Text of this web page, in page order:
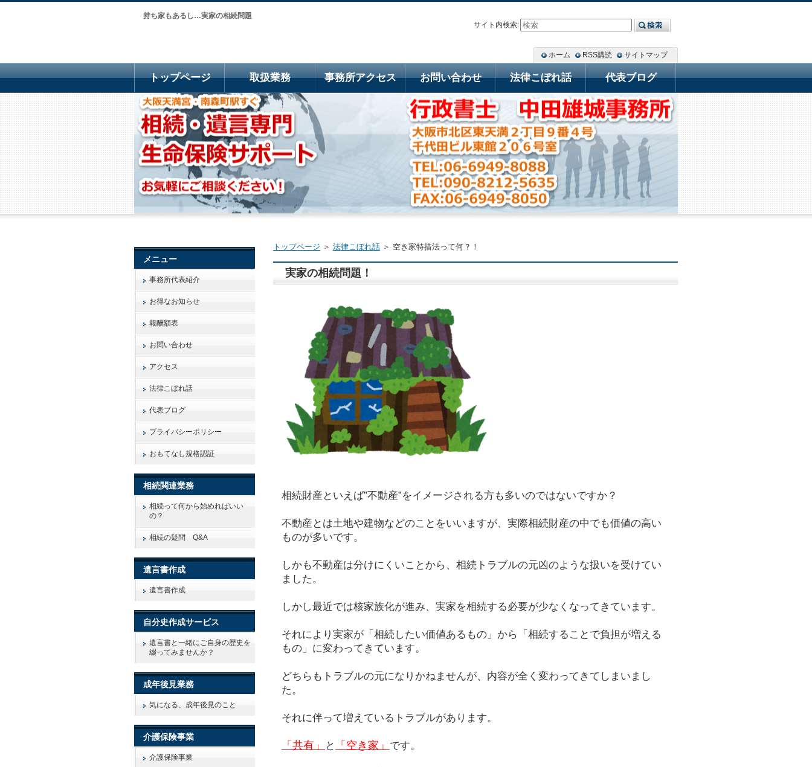
持ち家もあるし…実家の相続問題
トップページ ＞ 法律こぼれ話 ＞ 空き家特措法って何？！
実家の相続問題！
相続財産といえば”不動産”をイメージされる方も多いのではないですか？
不動産とは土地や建物などのことをいいますが、実際相続財産の中でも価値の高い
ものが多いです。
しかも不動産は分けにくいことから、相続トラブルの元凶のような扱いを受けてい
ました。
しかし最近では核家族化が進み、実家を相続する必要が少なくなってきています。
それにより実家が「相続したい価値あるもの」から「相続することで負担が増える
もの」に変わってきています。
どちらもトラブルの元になりかねませんが、内容が全く変わってきてしまいまし
た。
それに伴って増えているトラブルがあります。
「共有」 と 「空き家」 です。
メニュー
事務所代表紹介
お得なお知らせ
報酬額表
お問い合わせ
アクセス
法律こぼれ話
代表ブログ
プライバシーポリシー
おもてなし規格認証
相続関連業務
相続って何から始めればいい
の？
相続の疑問 Q&A
遺言書作成
遺言書作成
自分史作成サービス
遺言書と一緒にご自身の歴史を
綴ってみませんか？
成年後見業務
気になる、成年後見のこと
介護保険事業
介護保険事業
ホーム RSS購読 サイトマップ
トップページ 取扱業務 事務所アクセス お問い合わせ 法律こぼれ話 代表ブログ
サイト内検索: